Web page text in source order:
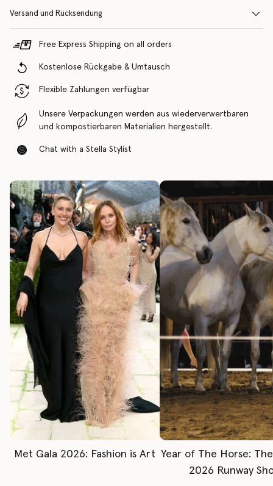
Versand und Rücksendung
Free Express Shipping on all orders
Kostenlose Rückgabe & Umtausch
Flexible Zahlungen verfügbar
Unsere Verpackungen werden aus wiederverwertbaren
und kompostierbaren Materialien hergestellt.
Chat with a Stella Stylist
Met Gala 2026: Fashion is Art Year of The Horse:
2026 Runway